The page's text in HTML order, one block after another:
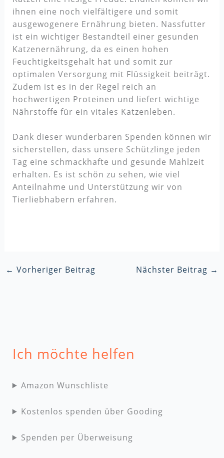
ihnen eine noch vielfältigere und somit
ausgewogenere Ernährung bieten. Nassfutter
ist ein wichtiger Bestandteil einer gesunden
Katzenernährung, da es einen hohen
Feuchtigkeitsgehalt hat und somit zur
optimalen Versorgung mit Flüssigkeit beiträgt.
Zudem ist es in der Regel reich an
hochwertigen Proteinen und liefert wichtige
Nährstoffe für ein vitales Katzenleben.
Dank dieser wunderbaren Spenden können wir
sicherstellen, dass unsere Schützlinge jeden
Tag eine schmackhafte und gesunde Mahlzeit
erhalten. Es ist schön zu sehen, wie viel
Anteilnahme und Unterstützung wir von
Tierliebhabern erfahren.
← Vorheriger Beitrag Nächster Beitrag →
Ich möchte helfen
Amazon Wunschliste
Kostenlos spenden über Gooding
Spenden per Überweisung